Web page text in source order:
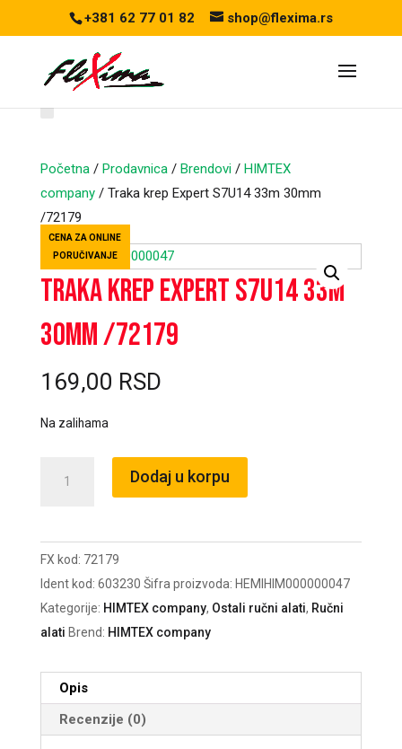
+381 62 77 01 82 shop@flexima.rs
Početna/ Prodavnica/ Brendovi/ HIMTEX
company/ Traka krep Expert S7U14 33m 30mm
/72179
CENA ZA ONLINE
PORUČIVANJE
Traka krep Expert S7U14 33m
30mm /72179
169,00 RSD
Na zalihama
S7U14
33m
30mm
/72179
količina
Dodaj u korpu
FX kod: 72179
Ident kod: 603230 Šifra proizvoda: HEMIHIM000000047
Kategorije: HIMTEX company, Ostali ručni alati, Ručni
alati Brend: HIMTEX company
Opis
Recenzije (0)